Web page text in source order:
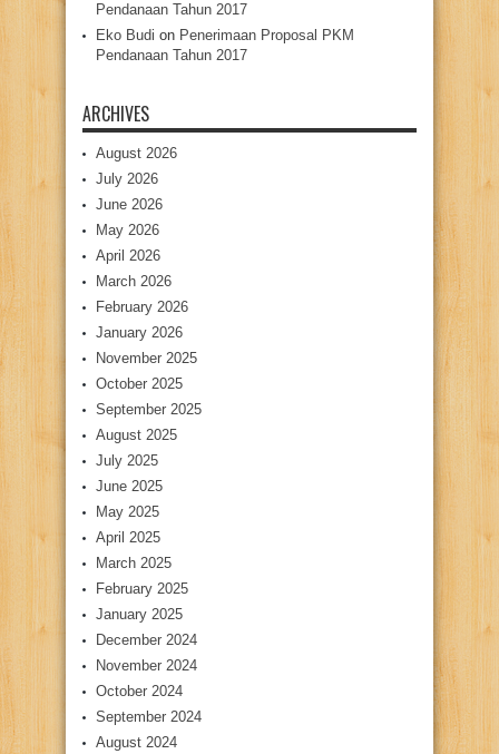
Pendanaan Tahun 2017
Eko Budi on Penerimaan Proposal PKM
Pendanaan Tahun 2017
ARCHIVES
August 2026
July 2026
June 2026
May 2026
April 2026
March 2026
February 2026
January 2026
November 2025
October 2025
September 2025
August 2025
July 2025
June 2025
May 2025
April 2025
March 2025
February 2025
January 2025
December 2024
November 2024
October 2024
September 2024
August 2024